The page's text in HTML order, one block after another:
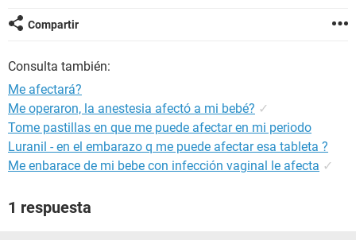
GLOSARIO
Compartir
Consulta también:
Me afectará?
Me operaron, la anestesia afectó a mi bebé? ✓
Tome pastillas en que me puede afectar en mi periodo
Luranil - en el embarazo q me puede afectar esa tableta ?
Me enbarace de mi bebe con infección vaginal le afecta ✓
1 respuesta